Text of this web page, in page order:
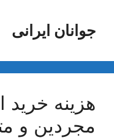
محتواجوانان ایرانی
هزینه
مجردین و